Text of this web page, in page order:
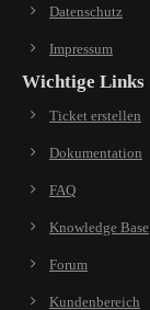
Datenschutz
Impressum
Wichtige Links
Ticket erstellen
Dokumentation
FAQ
Knowledge Base
Forum
Kundenbereich